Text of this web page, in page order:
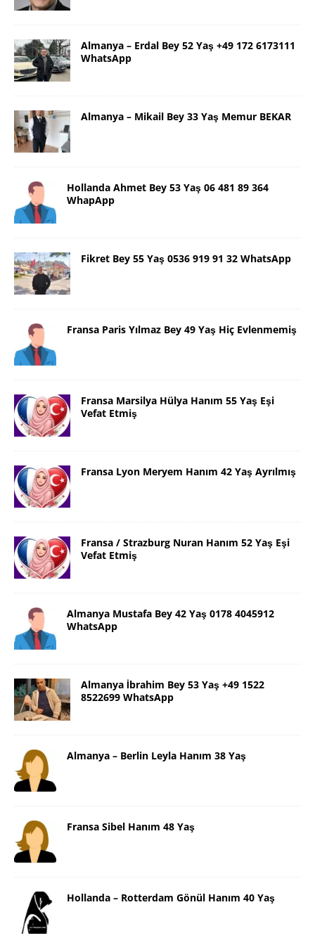
Almanya – Erdal Bey 52 Yaş +49 172 6173111
WhatsApp
Almanya – Mikail Bey 33 Yaş Memur BEKAR
Hollanda Ahmet Bey 53 Yaş 06 481 89 364
WhapApp
Fikret Bey 55 Yaş 0536 919 91 32 WhatsApp
Fransa Paris Yılmaz Bey 49 Yaş Hiç Evlenmemiş
Fransa Marsilya Hülya Hanım 55 Yaş Eşi
Vefat Etmiş
Fransa Lyon Meryem Hanım 42 Yaş Ayrılmış
Fransa / Strazburg Nuran Hanım 52 Yaş Eşi
Vefat Etmiş
Almanya Mustafa Bey 42 Yaş 0178 4045912
WhatsApp
Almanya İbrahim Bey 53 Yaş +49 1522
8522699 WhatsApp
Almanya – Berlin Leyla Hanım 38 Yaş
Fransa Sibel Hanım 48 Yaş
Hollanda – Rotterdam Gönül Hanım 40 Yaş